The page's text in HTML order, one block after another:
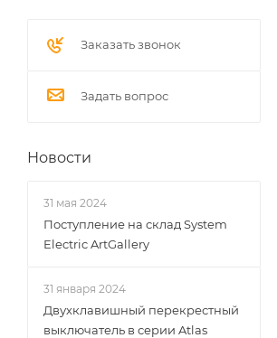
Заказать звонок
Задать вопрос
Новости
31 мая 2024
Поступление на склад System
Electric ArtGallery
31 января 2024
Двухклавишный перекрестный
выключатель в серии Atlas